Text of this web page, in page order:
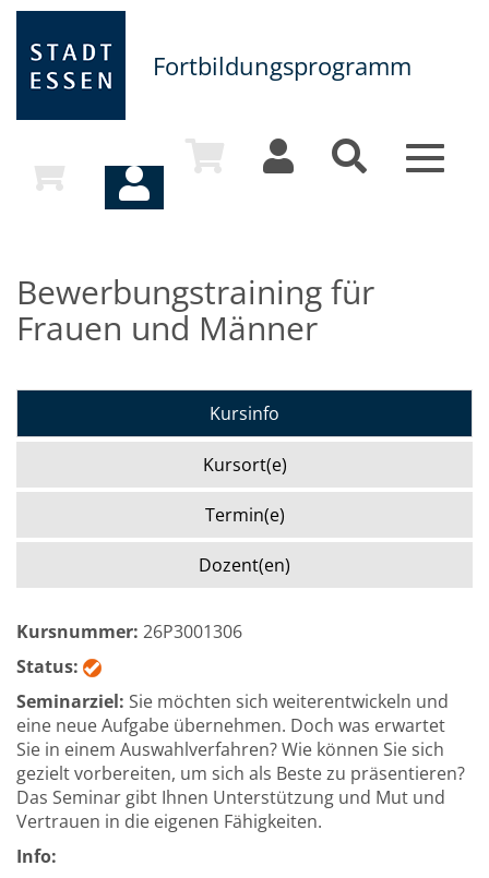
Fortbildungsprogramm
Toggle
Bewerbungstraining für
Frauen und Männer
Kursinfo
Kursort(e)
Termin(e)
Dozent(en)
Kursnummer: 26P3001306
Status:
Seminarziel: Sie möchten sich weiterentwickeln und
eine neue Aufgabe übernehmen. Doch was erwartet
Sie in einem Auswahlverfahren? Wie können Sie sich
gezielt vorbereiten, um sich als Beste zu präsentieren?
Das Seminar gibt Ihnen Unterstützung und Mut und
Vertrauen in die eigenen Fähigkeiten.
Info: